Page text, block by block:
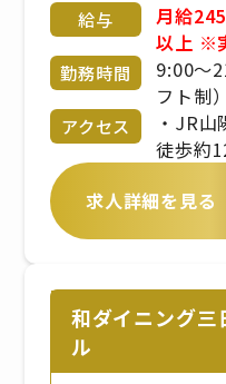
給与
月給
以上 ※
円） ※
あり ※
力考
勤務時間
9:00〜
フト制）
アクセス
・JR
徒歩約
駅』
求人詳細を見る
和ダイニング三
ル